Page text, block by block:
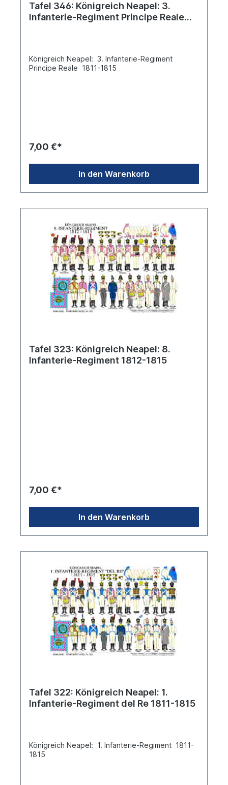
Tafel 346: Königreich Neapel: 3.
Infanterie-Regiment Principe Reale
Königreich Neapel: 3. Infanterie-Regiment
Principe Reale 1811-1815
7,00 €*
In den Warenkorb
Tafel 323: Königreich Neapel: 8.
Infanterie-Regiment 1812-1815
7,00 €*
In den Warenkorb
Tafel 322: Königreich Neapel: 1.
Infanterie-Regiment del Re 1811-1815
Königreich Neapel: 1. Infanterie-Regiment 1811-
1815